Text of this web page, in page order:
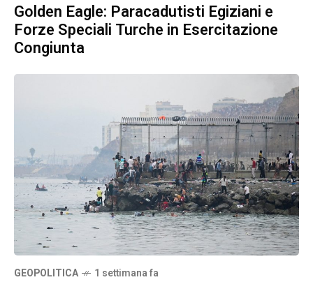
Golden Eagle: Paracadutisti Egiziani e
Forze Speciali Turche in Esercitazione
Congiunta
GEOPOLITICA 1 settimana fa